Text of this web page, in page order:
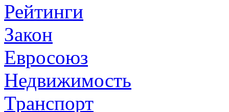
Рейтинги
Закон
Евросоюз
Недвижимость
Транспорт